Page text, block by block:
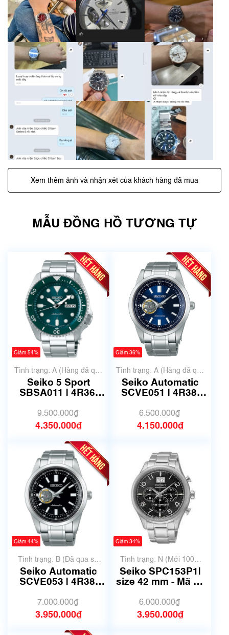
Xem thêm ảnh và nhận xét của khách hàng đã mua
MẪU ĐỒNG HỒ TƯƠNG TỰ
Giảm 54%
Tình trạng: A (Hàng đã qua
sử dụng nhưng rất đẹp,
không có xước)
Seiko 5 Sport
SBSA011 | 4R36-
| Mã số 6733
9.500.000₫
4.350.000₫
Giảm 36%
Tình trạng: A (Hàng đã qua
sử dụng nhưng rất đẹp,
không có xước)
Seiko Automatic
SCVE051 | 4R38-
Mã số 6767
6.500.000₫
4.150.000₫
Giảm 44%
Tình trạng: B (Đã qua sử
dụng, hàng đẹp, có chút
xước dăm)
Seiko Automatic
SCVE053 | 4R38-
Mã số 6745
7.000.000₫
3.950.000₫
Giảm 34%
Tình trạng: N (Mới 100%
chưa qua sử dụng)
Seiko SPC153P1|
size 42 mm - Mã số
6.000.000₫
3.950.000₫